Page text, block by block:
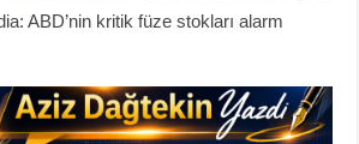
ABD’nin kritik füze stokları alarm